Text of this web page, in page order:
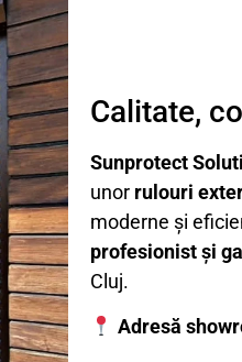
Calitate,
Sunprotect
unor rulouri
moderne și
profesionist și
Cluj.
Adresă